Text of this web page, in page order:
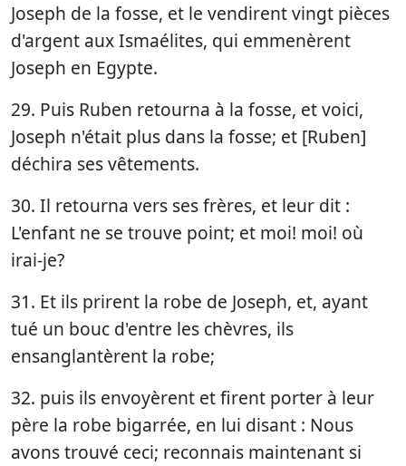
Joseph de la fosse, et le vendirent vingt pièces
d'argent aux Ismaélites, qui emmenèrent
Joseph en Egypte.
29. Puis Ruben retourna à la fosse, et voici,
Joseph n'était plus dans la fosse; et [Ruben]
déchira ses vêtements.
30. Il retourna vers ses frères, et leur dit :
L'enfant ne se trouve point; et moi! moi! où
irai-je?
31. Et ils prirent la robe de Joseph, et, ayant
tué un bouc d'entre les chèvres, ils
ensanglantèrent la robe;
32. puis ils envoyèrent et firent porter à leur
père la robe bigarrée, en lui disant : Nous
avons trouvé ceci; reconnais maintenant si